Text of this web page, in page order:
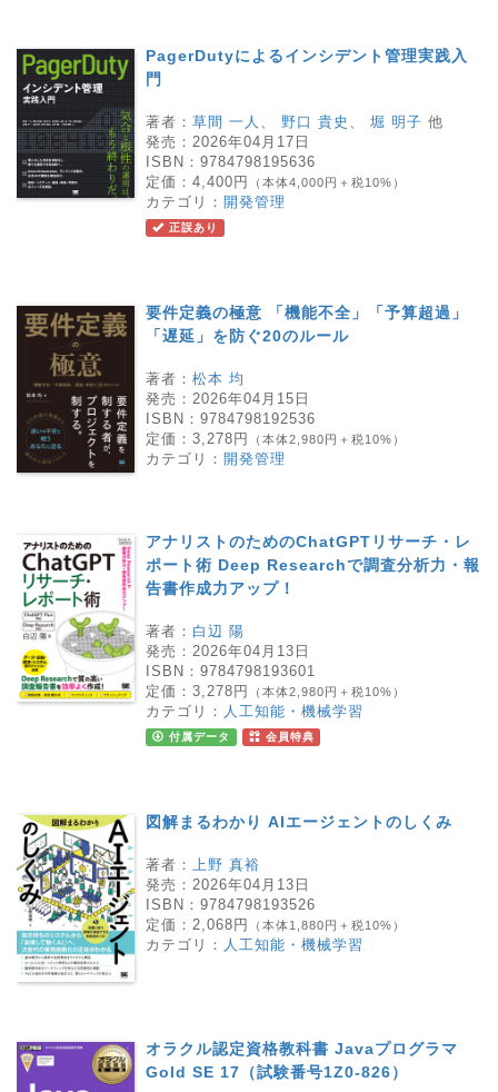
PagerDutyによるインシデント管理実践入
門
著者： 草間 一人 野口 貴史 堀 明子 他
発売： 2026年04月17日
ISBN： 9784798195636
定価： 4,400円 （本体4,000円＋税10%）
カテゴリ： 開発管理
正誤あり
要件定義の極意 「機能不全」「予算超過」
「遅延」を防ぐ20のルール
著者： 松本 均
発売： 2026年04月15日
ISBN： 9784798192536
定価： 3,278円 （本体2,980円＋税10%）
カテゴリ： 開発管理
アナリストのためのChatGPTリサーチ・レ
ポート術 Deep Researchで調査分析力・報
告書作成力アップ！
著者： 白辺 陽
発売： 2026年04月13日
ISBN： 9784798193601
定価： 3,278円 （本体2,980円＋税10%）
カテゴリ： 人工知能・機械学習
付属データ 会員特典
図解まるわかり AIエージェントのしくみ
著者：
上野 真裕
発売： 2026年04月13日
ISBN： 9784798193526
定価： 2,068円 （本体1,880円＋税10%）
カテゴリ： 人工知能・機械学習
オラクル認定資格教科書 Javaプログラマ
Gold SE 17（試験番号1Z0-826）